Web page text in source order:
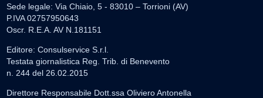
Sede legale: Via Chiaio, 5 - 83010 – Torrioni (AV)
P.IVA 02757950643
Oscr. R.E.A. AV N.181151
Editore: Consulservice S.r.l.
Testata giornalistica Reg. Trib. di Benevento
n. 244 del 26.02.2015
Direttore Responsabile Dott.ssa Oliviero Antonella